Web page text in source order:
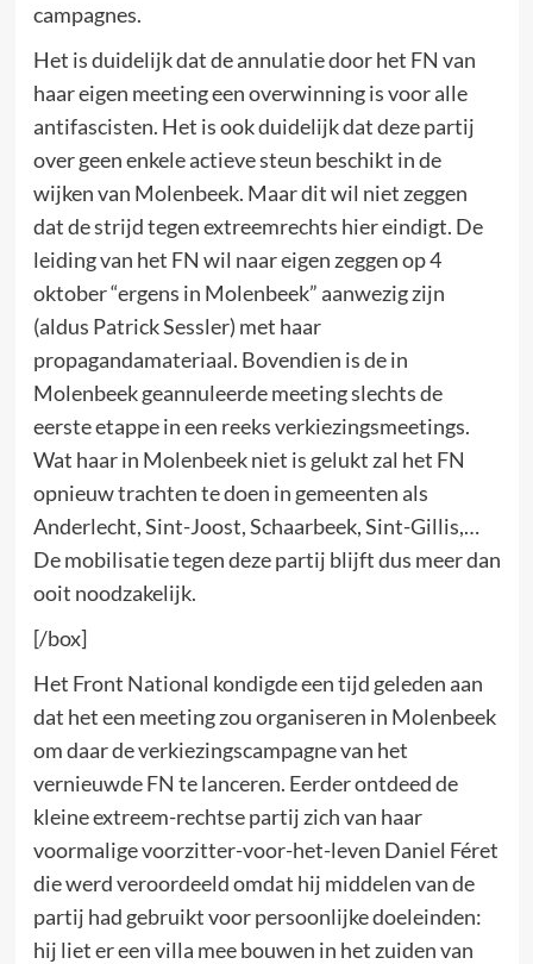
campagnes.
Het is duidelijk dat de annulatie door het FN van
haar eigen meeting een overwinning is voor alle
antifascisten. Het is ook duidelijk dat deze partij
over geen enkele actieve steun beschikt in de
wijken van Molenbeek. Maar dit wil niet zeggen
dat de strijd tegen extreemrechts hier eindigt. De
leiding van het FN wil naar eigen zeggen op 4
oktober “ergens in Molenbeek” aanwezig zijn
(aldus Patrick Sessler) met haar
propagandamateriaal. Bovendien is de in
Molenbeek geannuleerde meeting slechts de
eerste etappe in een reeks verkiezingsmeetings.
Wat haar in Molenbeek niet is gelukt zal het FN
opnieuw trachten te doen in gemeenten als
Anderlecht, Sint-Joost, Schaarbeek, Sint-Gillis,…
De mobilisatie tegen deze partij blijft dus meer dan
ooit noodzakelijk.
[/box]
Het Front National kondigde een tijd geleden aan
dat het een meeting zou organiseren in Molenbeek
om daar de verkiezingscampagne van het
vernieuwde FN te lanceren. Eerder ontdeed de
kleine extreem-rechtse partij zich van haar
voormalige voorzitter-voor-het-leven Daniel Féret
die werd veroordeeld omdat hij middelen van de
partij had gebruikt voor persoonlijke doeleinden:
hij liet er een villa mee bouwen in het zuiden van